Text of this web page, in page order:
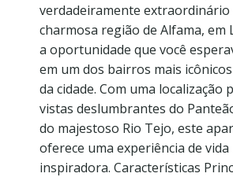
verdadeiramente extraordinário
charmosa região de Alfama, em
a oportunidade que você
em um dos bairros mais
da cidade. Com uma localização
vistas deslumbrantes do
do majestoso Rio Tejo, este
oferece uma experiência de vida
inspiradora. Características